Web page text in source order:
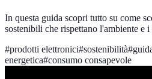
In questa guida scopri tutto su come
sostenibili che rispettano l'ambiente e
#prodotti elettronici#sostenibilità#
energetica#consumo consapevole